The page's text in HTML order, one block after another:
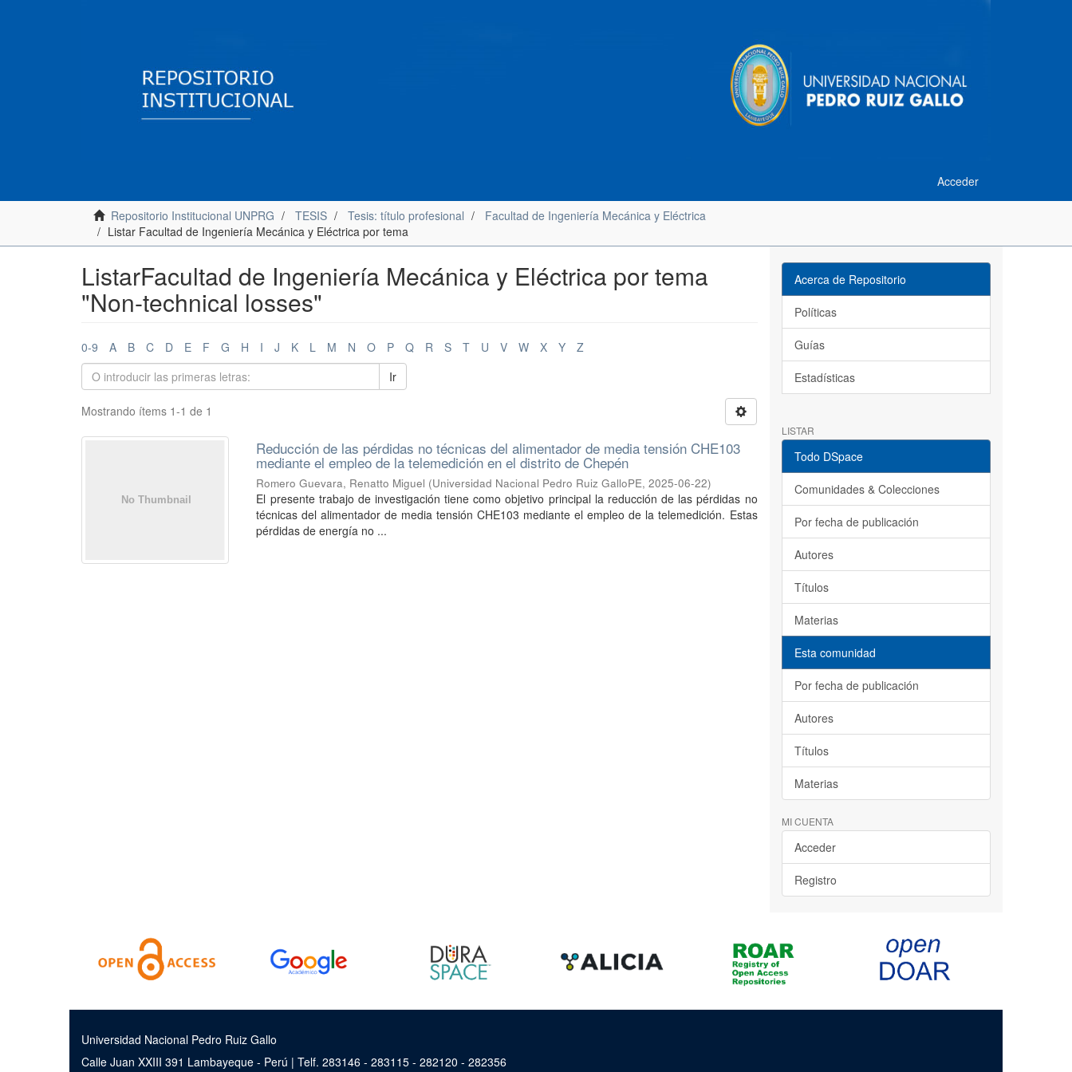
Acceder
Repositorio Institucional UNPRG TESIS Tesis: título profesional
Facultad de Ingeniería Mecánica y Eléctrica
Listar Facultad de Ingeniería Mecánica y Eléctrica por tema
ListarFacultad de Ingeniería Mecánica y Eléctrica por tema
"Non-technical losses"
0-9 A B C D E F G H I J K L M N O P Q R S T U V W X Y
Z
Ir
Mostrando ítems 1-1 de 1
Reducción de las pérdidas no técnicas del alimentador de media tensión CHE103
mediante el empleo de la telemedición en el distrito de Chepén
Romero Guevara, Renatto Miguel (Universidad Nacional Pedro Ruiz GalloPE,2025-06-22)
El presente trabajo de investigación tiene como objetivo principal la reducción de las pérdidas no
técnicas del alimentador de media tensión CHE103 mediante el empleo de la telemedición. Estas
pérdidas de energía no ...
Acerca de Repositorio
Políticas
Guías
Estadísticas
LISTAR
Todo DSpace
Comunidades & Colecciones
Por fecha de publicación
Autores
Títulos
Materias
Esta comunidad
Por fecha de publicación
Autores
Títulos
Materias
MI CUENTA
Acceder
Registro
Universidad Nacional Pedro Ruiz Gallo
Calle Juan XXIII 391 Lambayeque - Perú | Telf. 283146 - 283115 - 282120 - 282356